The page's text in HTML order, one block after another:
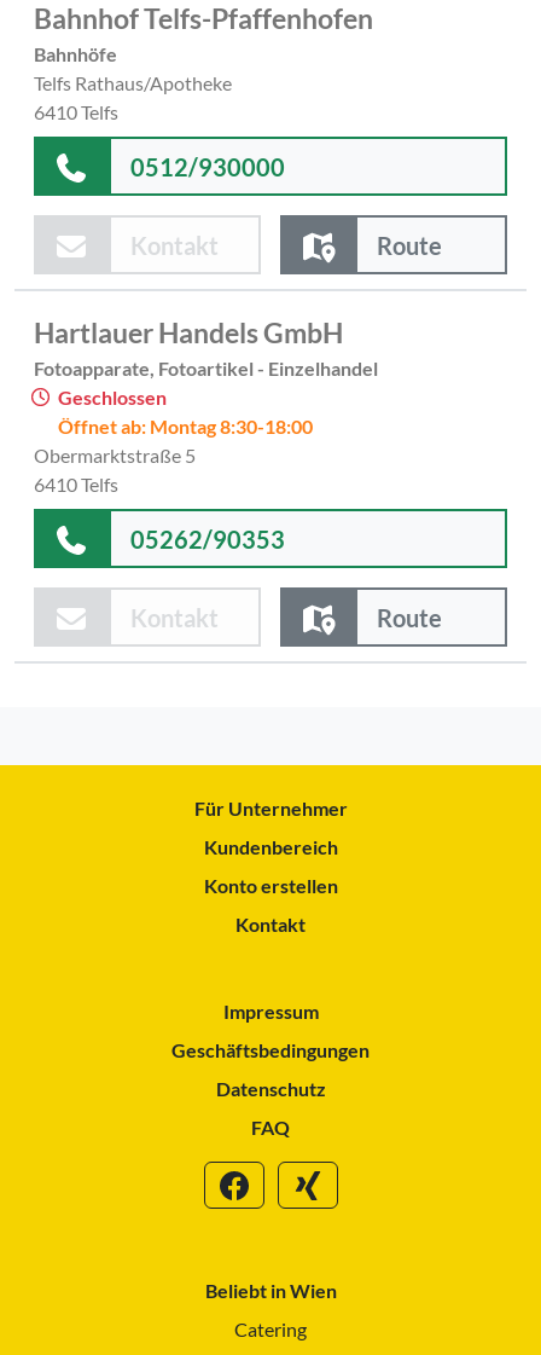
Bahnhof Telfs-Pfaffenhofen
Bahnhöfe
Telfs Rathaus/Apotheke
6410 Telfs
0512/930000
Kontakt Route
Hartlauer Handels GmbH
Fotoapparate, Fotoartikel - Einzelhandel
Geschlossen
Öffnet ab: Montag 8:30-18:00
Obermarktstraße 5
6410 Telfs
05262/90353
Kontakt Route
Für Unternehmer
Kundenbereich
Konto erstellen
Kontakt
Impressum
Geschäftsbedingungen
Datenschutz
FAQ
Beliebt in Wien
Catering